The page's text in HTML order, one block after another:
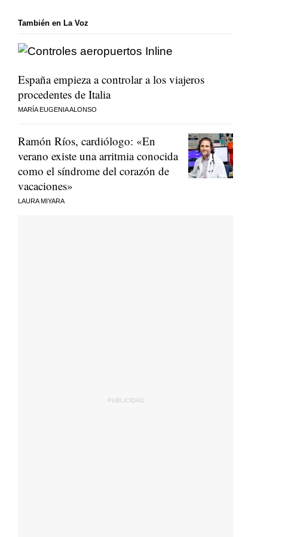
También en La Voz
España empieza a controlar a los viajeros
procedentes de Italia
MARÍA EUGENIA ALONSO
Ramón Ríos, cardiólogo: «En
verano existe una arritmia conocida
como el síndrome del corazón de
vacaciones»
LAURA MIYARA